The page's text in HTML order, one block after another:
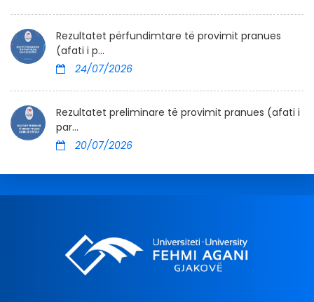
Rezultatet përfundimtare të provimit pranues
(afati i p...
24/07/2026
Rezultatet preliminare të provimit pranues (afati i
par...
20/07/2026